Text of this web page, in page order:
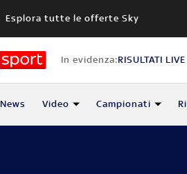
Esplora tutte le offerte Sky
In evidenza:RISULTATI LIVE
News Video Campionati